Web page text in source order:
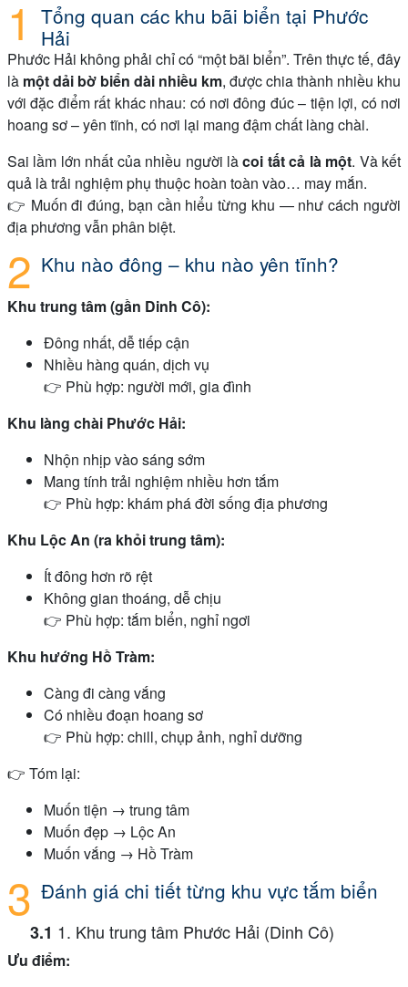
Tổng quan các khu bãi biển tại Phước
Hải
Phước Hải không phải chỉ có “một bãi biển”. Trên thực tế, đây
là một dải bờ biển dài nhiều km, được chia thành nhiều khu
với đặc điểm rất khác nhau: có nơi đông đúc – tiện lợi, có nơi
hoang sơ – yên tĩnh, có nơi lại mang đậm chất làng chài.
Sai lầm lớn nhất của nhiều người làcoi tất cả là một. Và kết
quả là trải nghiệm phụ thuộc hoàn toàn vào… may mắn.
👉 Muốn đi đúng, bạn cần hiểu từng khu — như cách người
địa phương vẫn phân biệt.
Khu nào đông – khu nào yên tĩnh?
Khu trung tâm (gần Dinh Cô):
Đông nhất, dễ tiếp cận
Nhiều hàng quán, dịch vụ
👉 Phù hợp: người mới, gia đình
Khu làng chài Phước Hải:
Nhộn nhịp vào sáng sớm
Mang tính trải nghiệm nhiều hơn tắm
👉 Phù hợp: khám phá đời sống địa phương
Khu Lộc An (ra khỏi trung tâm):
Ít đông hơn rõ rệt
Không gian thoáng, dễ chịu
👉 Phù hợp: tắm biển, nghỉ ngơi
Khu hướng Hồ Tràm:
Càng đi càng vắng
Có nhiều đoạn hoang sơ
👉 Phù hợp: chill, chụp ảnh, nghỉ dưỡng
👉 Tóm lại:
Muốn tiện → trung tâm
Muốn đẹp → Lộc An
Muốn vắng → Hồ Tràm
Đánh giá chi tiết từng khu vực tắm biển
1. Khu trung tâm Phước Hải (Dinh Cô)
Ưu điểm: